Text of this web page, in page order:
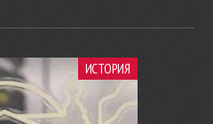
ИСТОРИЯ